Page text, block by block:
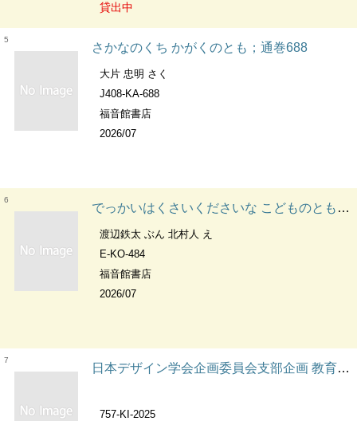
貸出中
5
さかなのくち かがくのとも；通巻688
大片 忠明 さく
J408-KA-688
福音館書店
2026/07
6
でっかいはくさいくださいな こどものとも年中向き；通巻484号
渡辺鉄太 ぶん 北村人 え
E-KO-484
福音館書店
2026/07
7
日本デザイン学会企画委員会支部企画 教育成果集2025
757-KI-2025